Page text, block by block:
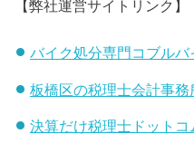
【弊社運営サイトリンク】
バイク処分専門コブルバ
板橋区の税理士会計事務
決算だけ税理士ドットコ